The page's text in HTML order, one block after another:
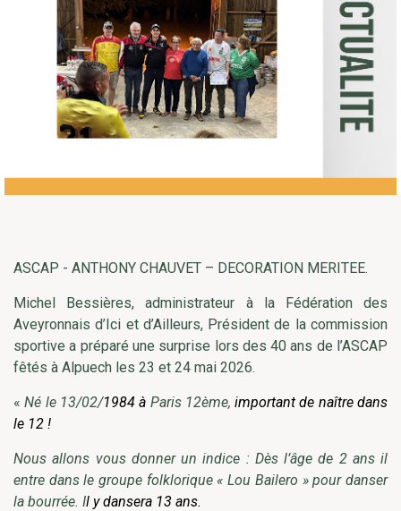
ASCAP - ANTHONY CHAUVET – DECORATION MERITEE.
Michel Bessières, administrateur à la Fédération des
Aveyronnais d’Ici et d’Ailleurs, Président de la commission
sportive a préparé une surprise lors des 40 ans de l’ASCAP
fêtés à Alpuech les 23 et 24 mai 2026.
«Né le 13/02/1984 à Paris 12ème,important de naître dans
le 12 !
Nous allons vous donner un indice : Dès l’âge de 2 ans il
entre dans le groupe folklorique « Lou Bailero » pour danser
la bourrée. Il y dansera 13 ans.